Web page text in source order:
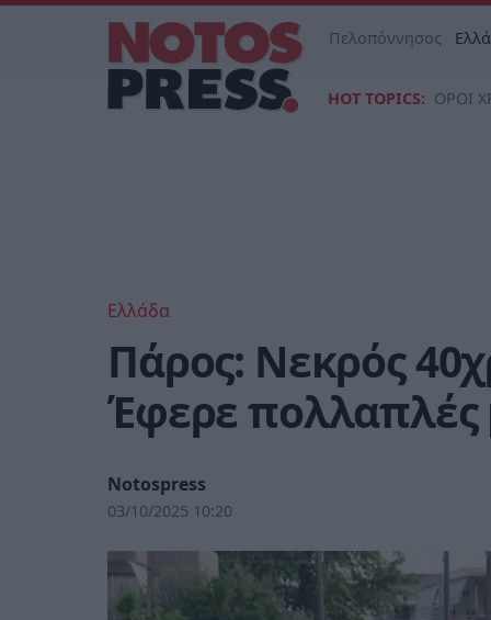
Πελοπόννησος
HOT TOPICS: ΟΡΟΙ
Ελλάδα
Πάρος: Νεκρός
Έφερε πολλαπλές
Notospress
03/10/2025 10:20